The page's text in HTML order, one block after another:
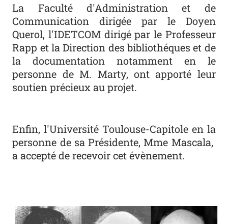
La Faculté d'Administration et de
Communication dirigée par le Doyen
Querol, l'IDETCOM dirigé par le Professeur
Rapp et la Direction des bibliothéques et de
la documentation notamment en le
personne de M. Marty, ont apporté leur
soutien précieux au projet.
Enfin, l'Université Toulouse-Capitole en la
personne de sa Présidente, Mme Mascala,
a accepté de recevoir cet évènement.